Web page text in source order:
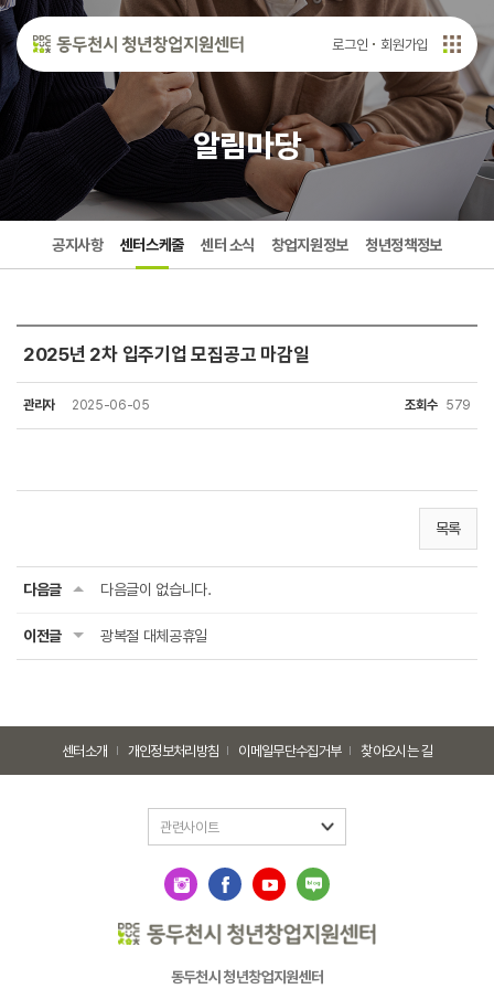
로그인 회원가입
알림마당
공지사항 센터스케줄 센터 소식 창업지원정보 청년정책정보
2025년 2차 입주기업 모집공고 마감일
관리자 2025-06-05 조회수 579
목록
다음글 다음글이 없습니다.
이전글 광복절 대체공휴일
센터소개 개인정보처리방침 이메일무단수집거부 찾아오시는 길
동두천시 청년창업지원센터
관련사이트